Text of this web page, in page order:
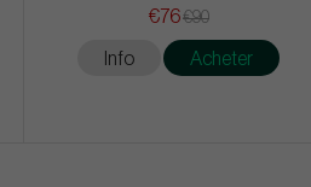
€76€90
Info Acheter